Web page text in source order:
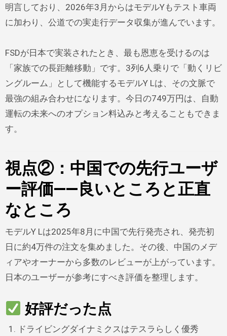
明言しており、2026年3月からはモデルYもテスト車両
に加わり、公道での実走行データ収集が進んでいます。
FSDが日本で実装されたとき、最も恩恵を受けるのは
「家族での長距離移動」です。3列6人乗りで「動くリビ
ングルーム」として機能するモデルY Lは、その文脈で
最強の組み合わせになります。今日の749万円は、自動
運転の未来へのオプション料込みと考えることもできま
す。
視点②：中国での先行ユーザ
ー評価——良いところと正直
なところ
モデルY Lは2025年8月に中国で先行発売され、発売初
日に約4万件の注文を集めました。その後、中国のメデ
ィアやオーナーから多数のレビューが上がっています。
日本のユーザーが参考にすべき評価を整理します。
好評だった点
ドライビングダイナミクスはテスラらしく優秀